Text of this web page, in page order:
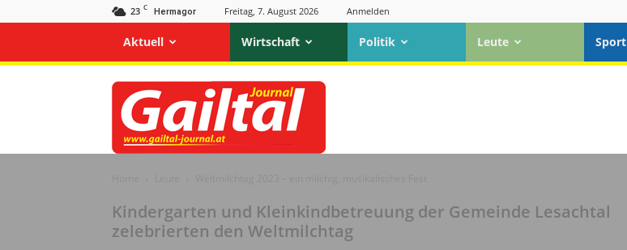
23 C Hermagor Freitag, 7. August 2026 Anmelden
Aktuell Wirtschaft Politik Leute Sport
Gailtal
Journal
Kindergarten und Kleinkindbetreuung der Gemeinde Lesachtal
zelebrierten den Weltmilchtag